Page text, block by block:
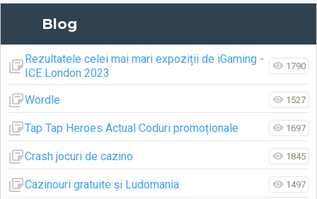
Blog
Rezultatele celei mai mari expoziții de iGaming -
ICE London 2023
1790
Wordle 1527
Tap Tap Heroes Actual Coduri promoționale 1697
Crash jocuri de cazino 1845
Cazinouri gratuite și Ludomania 1497